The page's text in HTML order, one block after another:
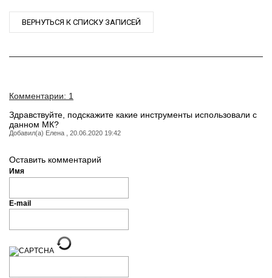
ВЕРНУТЬСЯ К СПИСКУ ЗАПИСЕЙ
Комментарии: 1
Здравствуйте, подскажите какие инструменты использовали с
данном МК?
Добавил(а) Елена , 20.06.2020 19:42
Оставить комментарий
Имя
E-mail